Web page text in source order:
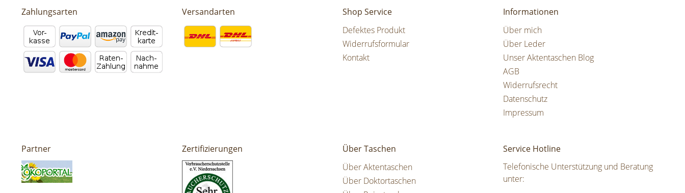
Zahlungsarten Versandarten
Shop Service
Defektes Produkt
Widerrufsformular
Kontakt
Informationen
Über mich
Über Leder
Unser Aktentaschen Blog
AGB
Widerrufsrecht
Datenschutz
Impressum
Partner Zertifizierungen
Über Taschen
Über Aktentaschen
Über Doktortaschen
Service Hotline
Telefonische Unterstützung und Beratung
unter: